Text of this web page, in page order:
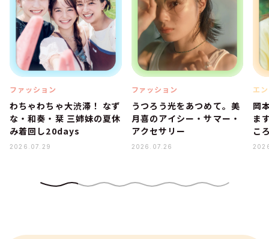
ファッション
わちゃわちゃ大渋滞！ なず
な・和奏・栞 三姉妹の夏休
み着回し20days
2026.07.29
ファッション
うつろう光をあつめて。美
月喜のアイシー・サマー・
アクセサリー
2026.07.26
エ
岡
ま
こ